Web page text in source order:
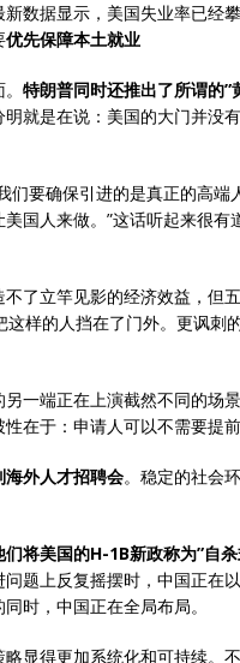
数据显示，美国失业率已经
优先保障本土就业
特朗普同时还推出了所谓的
明就是在说：美国的大门并没
们要确保引进的是真正的高
国人来做。”这话听起来很
了立竿见影的经济效益，但
样的人挡在了门外。更讽刺
一端正在上演截然不同的场
性在于：申请人可以不需要提
外人才招聘会。稳定的社会
们将美国的H-1B新政称为”自
题上反复摇摆时，中国正在
时，中国正在全局布局。
显得更加系统化和可持续。